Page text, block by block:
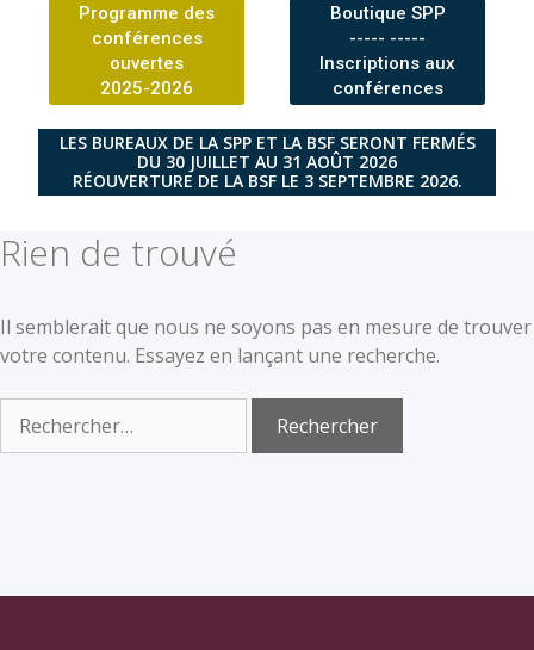
Programme des
conférences
ouvertes
2025-2026
Boutique SPP
----- -----
Inscriptions aux
conférences
LES BUREAUX DE LA SPP ET LA BSF SERONT FERMÉS
DU 30 JUILLET AU 31 AOÛT 2026
RÉOUVERTURE DE LA BSF LE 3 SEPTEMBRE 2026.
Rien de trouvé
Il semblerait que nous ne soyons pas en mesure de trouver
votre contenu. Essayez en lançant une recherche.